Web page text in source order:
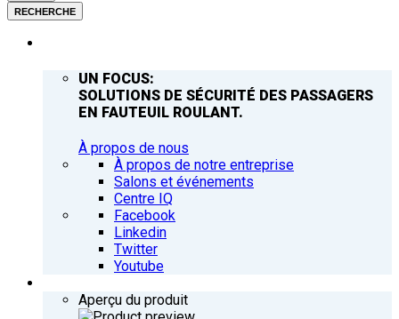
RECHERCHE
UN FOCUS:
SOLUTIONS DE SÉCURITÉ DES PASSAGERS
EN FAUTEUIL ROULANT.
À propos de nous
À propos de notre entreprise
Salons et événements
Centre IQ
Facebook
Linkedin
Twitter
Youtube
Aperçu du produit